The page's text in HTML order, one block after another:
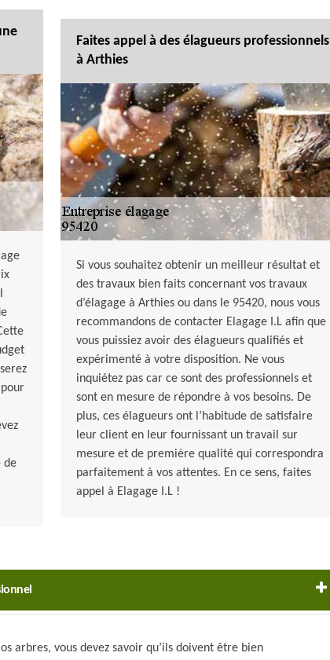
de
Faites appel à des élagueurs professionnels
à Arthies
Si vous souhaitez obtenir un meilleur résultat et
des travaux bien faits concernant vos travaux
d’élagage à Arthies ou dans le 95420, nous vous
recommandons de contacter Elagage I.L afin que
vous puissiez avoir des élagueurs qualifiés et
expérimenté à votre disposition. Ne vous
inquiétez pas car ce sont des professionnels et
sont en mesure de répondre à vos besoins. De
plus, ces élagueurs ont l’habitude de satisfaire
leur client en leur fournissant un travail sur
mesure et de première qualité qui correspondra
parfaitement à vos attentes. En ce sens, faites
appel à Elagage I.L !
arbres, vous devez savoir qu’ils doivent être bien